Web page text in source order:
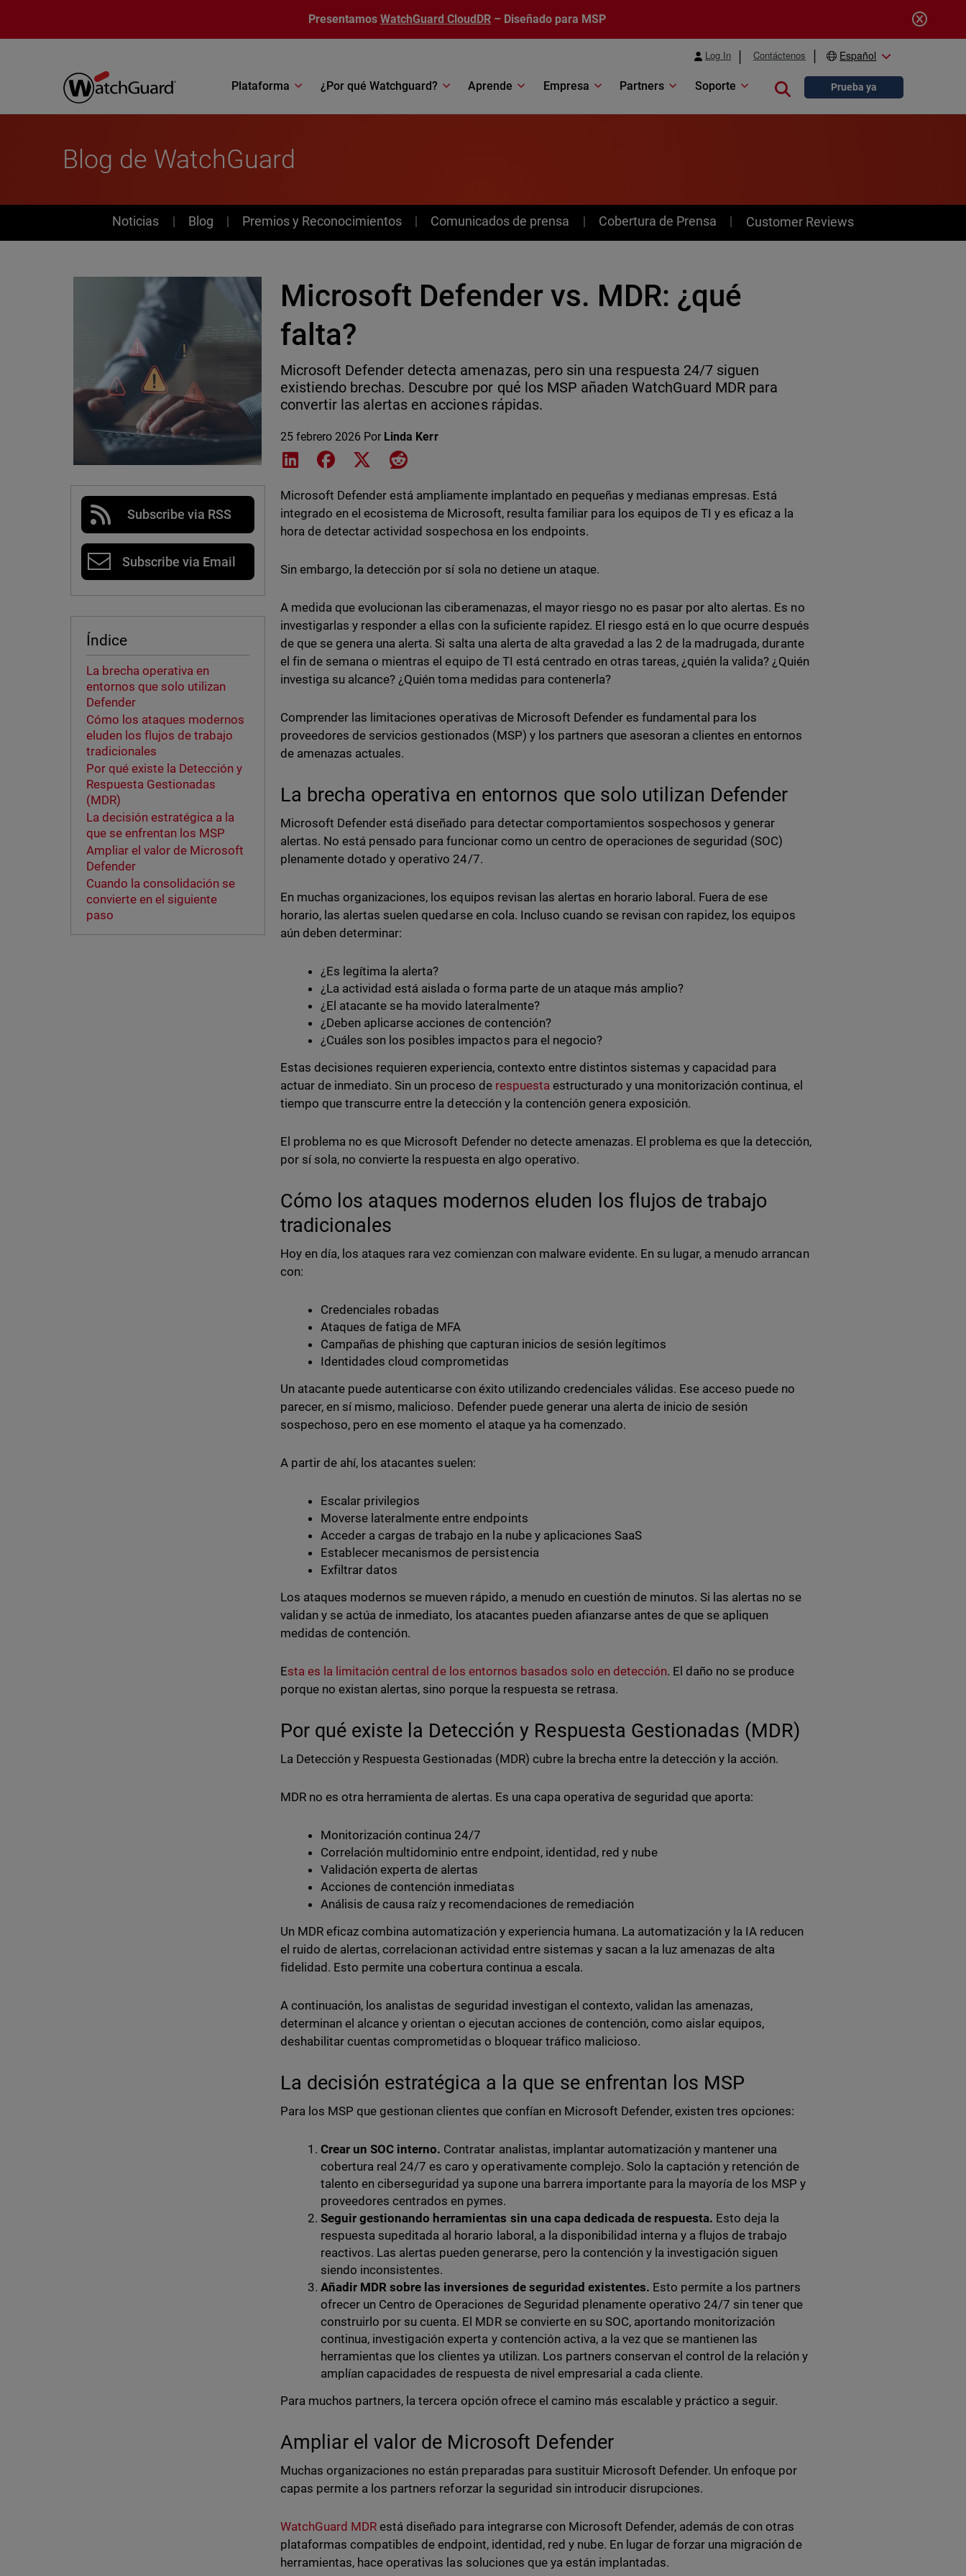
Presentamos WatchGuard CloudDR – Diseñado para MSP
Log In Contáctenos Español
Plataforma ¿Por qué Watchguard? Aprende Empresa Partners Soporte Close searchPrueba ya
Blog de WatchGuard
News
Noticias Blog Premios y Reconocimientos Comunicados de prensa Cobertura de Prensa Customer Reviews
Subscribe via RSS
Subscribe via Email
Índice
La brecha operativa en
entornos que solo utilizan
Defender
Cómo los ataques modernos
eluden los flujos de trabajo
tradicionales
Por qué existe la Detección y
Respuesta Gestionadas
(MDR)
La decisión estratégica a la
que se enfrentan los MSP
Ampliar el valor de Microsoft
Defender
Cuando la consolidación se
convierte en el siguiente
paso
Microsoft Defender vs. MDR: ¿qué
falta?
Microsoft Defender detecta amenazas, pero sin una respuesta 24/7 siguen
existiendo brechas. Descubre por qué los MSP añaden WatchGuard MDR para
convertir las alertas en acciones rápidas.
25 febrero 2026 Por Linda Kerr
Share on LinkedIn
Share on Facebook
Share on XShare on Reddit
Microsoft Defender está ampliamente implantado en pequeñas y medianas empresas. Está
integrado en el ecosistema de Microsoft, resulta familiar para los equipos de TI y es eficaz a la
hora de detectar actividad sospechosa en los endpoints.
Sin embargo, la detección por sí sola no detiene un ataque.
A medida que evolucionan las ciberamenazas, el mayor riesgo no es pasar por alto alertas. Es no
investigarlas y responder a ellas con la suficiente rapidez. El riesgo está en lo que ocurre después
de que se genera una alerta. Si salta una alerta de alta gravedad a las 2 de la madrugada, durante
el fin de semana o mientras el equipo de TI está centrado en otras tareas, ¿quién la valida? ¿Quién
investiga su alcance? ¿Quién toma medidas para contenerla?
Comprender las limitaciones operativas de Microsoft Defender es fundamental para los
proveedores de servicios gestionados (MSP) y los partners que asesoran a clientes en entornos
de amenazas actuales.
La brecha operativa en entornos que solo utilizan Defender
Microsoft Defender está diseñado para detectar comportamientos sospechosos y generar
alertas. No está pensado para funcionar como un centro de operaciones de seguridad (SOC)
plenamente dotado y operativo 24/7.
En muchas organizaciones, los equipos revisan las alertas en horario laboral. Fuera de ese
horario, las alertas suelen quedarse en cola. Incluso cuando se revisan con rapidez, los equipos
aún deben determinar:
¿Es legítima la alerta?
¿La actividad está aislada o forma parte de un ataque más amplio?
¿El atacante se ha movido lateralmente?
¿Deben aplicarse acciones de contención?
¿Cuáles son los posibles impactos para el negocio?
Estas decisiones requieren experiencia, contexto entre distintos sistemas y capacidad para
actuar de inmediato. Sin un proceso de respuestaestructurado y una monitorización continua, el
tiempo que transcurre entre la detección y la contención genera exposición.
El problema no es que Microsoft Defender no detecte amenazas. El problema es que la detección,
por sí sola, no convierte la respuesta en algo operativo.
Cómo los ataques modernos eluden los flujos de trabajo
tradicionales
Hoy en día, los ataques rara vez comienzan con malware evidente. En su lugar, a menudo arrancan
con:
Credenciales robadas
Ataques de fatiga de MFA
Campañas de phishing que capturan inicios de sesión legítimos
Identidades cloud comprometidas
Un atacante puede autenticarse con éxito utilizando credenciales válidas. Ese acceso puede no
parecer, en sí mismo, malicioso. Defender puede generar una alerta de inicio de sesión
sospechoso, pero en ese momento el ataque ya ha comenzado.
A partir de ahí, los atacantes suelen:
Escalar privilegios
Moverse lateralmente entre endpoints
Acceder a cargas de trabajo en la nube y aplicaciones SaaS
Establecer mecanismos de persistencia
Exfiltrar datos
Los ataques modernos se mueven rápido, a menudo en cuestión de minutos. Si las alertas no se
validan y se actúa de inmediato, los atacantes pueden afianzarse antes de que se apliquen
medidas de contención.
Esta es la limitación central de los entornos basados solo en detección. El daño no se produce
porque no existan alertas, sino porque la respuesta se retrasa.
Por qué existe la Detección y Respuesta Gestionadas (MDR)
La Detección y Respuesta Gestionadas (MDR) cubre la brecha entre la detección y la acción.
MDR no es otra herramienta de alertas. Es una capa operativa de seguridad que aporta:
Monitorización continua 24/7
Correlación multidominio entre endpoint, identidad, red y nube
Validación experta de alertas
Acciones de contención inmediatas
Análisis de causa raíz y recomendaciones de remediación
Un MDR eficaz combina automatización y experiencia humana. La automatización y la IA reducen
el ruido de alertas, correlacionan actividad entre sistemas y sacan a la luz amenazas de alta
fidelidad. Esto permite una cobertura continua a escala.
A continuación, los analistas de seguridad investigan el contexto, validan las amenazas,
determinan el alcance y orientan o ejecutan acciones de contención, como aislar equipos,
deshabilitar cuentas comprometidas o bloquear tráfico malicioso.
La decisión estratégica a la que se enfrentan los MSP
Para los MSP que gestionan clientes que confían en Microsoft Defender, existen tres opciones:
Crear un SOC interno. Contratar analistas, implantar automatización y mantener una
cobertura real 24/7 es caro y operativamente complejo. Solo la captación y retención de
talento en ciberseguridad ya supone una barrera importante para la mayoría de los MSP y
proveedores centrados en pymes.
Seguir gestionando herramientas sin una capa dedicada de respuesta. Esto deja la
respuesta supeditada al horario laboral, a la disponibilidad interna y a flujos de trabajo
reactivos. Las alertas pueden generarse, pero la contención y la investigación siguen
siendo inconsistentes.
Añadir MDR sobre las inversiones de seguridad existentes. Esto permite a los partners
ofrecer un Centro de Operaciones de Seguridad plenamente operativo 24/7 sin tener que
construirlo por su cuenta. El MDR se convierte en su SOC, aportando monitorización
continua, investigación experta y contención activa, a la vez que se mantienen las
herramientas que los clientes ya utilizan. Los partners conservan el control de la relación y
amplían capacidades de respuesta de nivel empresarial a cada cliente.
Para muchos partners, la tercera opción ofrece el camino más escalable y práctico a seguir.
Ampliar el valor de Microsoft Defender
Muchas organizaciones no están preparadas para sustituir Microsoft Defender. Un enfoque por
capas permite a los partners reforzar la seguridad sin introducir disrupciones.
WatchGuard MDR está diseñado para integrarse con Microsoft Defender, además de con otras
plataformas compatibles de endpoint, identidad, red y nube. En lugar de forzar una migración de
herramientas, hace operativas las soluciones que ya están implantadas.